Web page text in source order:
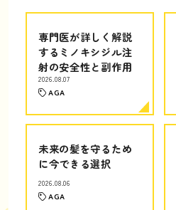
専門医が詳しく解説
するミノキシジル注
射の安全性と副作用
2026.08.07
AGA
未来の髪を守るため
に今できる選択
2026.08.06
AGA